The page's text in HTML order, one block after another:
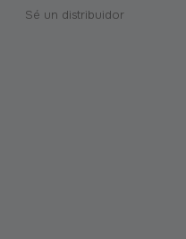
Sé un distribuidor